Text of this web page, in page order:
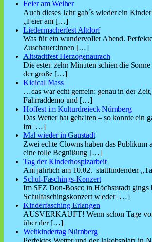
Feier am Weiher
Auch dieses Jahr gab´s wieder ein
„Feier am […]
Liedermacherfest Altdorf
Was für ein wundervoller Abend.
Zuschauer:innen […]
Altstadtfest Herzogenaurach
Die esten zehn Minuten schien die
der große […]
Kidical Mass
…das war echt gemein: genau in der
Fahrraddemo und […]
Hoffest im Kulturdreieck Nürnberg
Das Wetter hat gehalten – so konnte ein
im […]
Mal wieder in Gaustadt
Zwei echte Clowns haben das Publikum
eine tolle Begrüßung […]
Tag der Kinderhospizarbeit
Am jährlich am 10.02. stattfindenden
Schul-Faschings-Konzert
Im SFZ Don-Bosco in Höchststadt gings
Schulfaschingskonzert wieder […]
Kinderfasching Erlangen
AUSVERKAUFT! Wenn schon Tage
über der […]
Weltkindertag Nürnberg